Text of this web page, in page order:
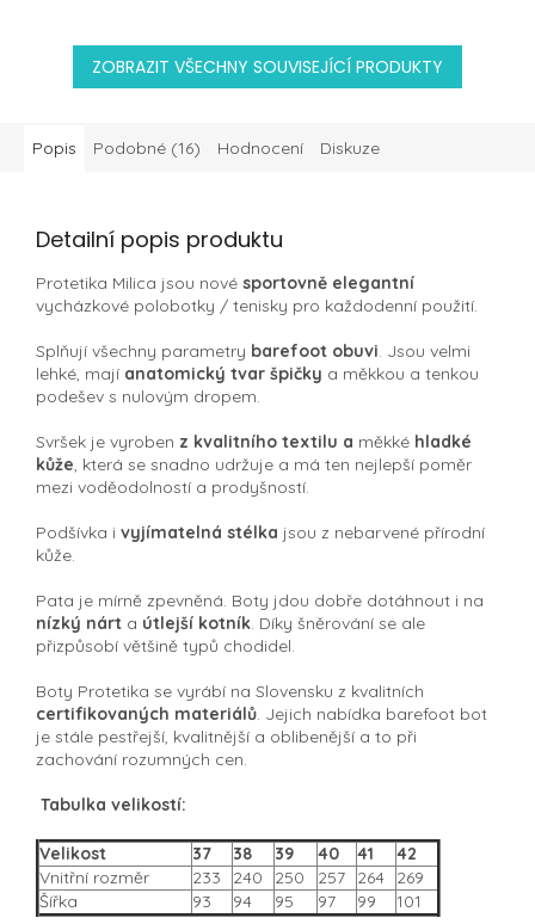
ZOBRAZIT VŠECHNY SOUVISEJÍCÍ PRODUKTY
Popis Podobné (16) Hodnocení Diskuze
Detailní popis produktu
Protetika Milica jsou nové sportovně elegantní
vycházkové polobotky / tenisky pro každodenní použití.
Splňují všechny parametry barefoot obuvi. Jsou velmi
lehké, mají anatomický tvar špičky a měkkou a tenkou
podešev s nulovým dropem.
Svršek je vyroben z kvalitního textilu a měkké hladké
kůže, která se snadno udržuje a má ten nejlepší poměr
mezi voděodolností a prodyšností.
Podšívka i vyjímatelná stélka jsou z nebarvené přírodní
kůže.
Pata je mírně zpevněná. Boty jdou dobře dotáhnout i na
nízký nárt a útlejší kotník. Díky šněrování se ale
přizpůsobí většině typů chodidel.
Boty Protetika se vyrábí na Slovensku z kvalitních
certifikovaných materiálů. Jejich nabídka barefoot bot
je stále pestřejší, kvalitnější a oblibenější a to při
zachování rozumných cen.
Tabulka velikostí:
Velikost 37 38 39 40 41
42
Vnitřní rozměr
233 240 250 257 264
269
Šířka
93 94 95 97 99 101